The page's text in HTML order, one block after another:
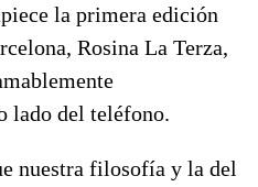
la primera edición
Rosina La Terza,
lado del teléfono.
nuestra filosofía y la del